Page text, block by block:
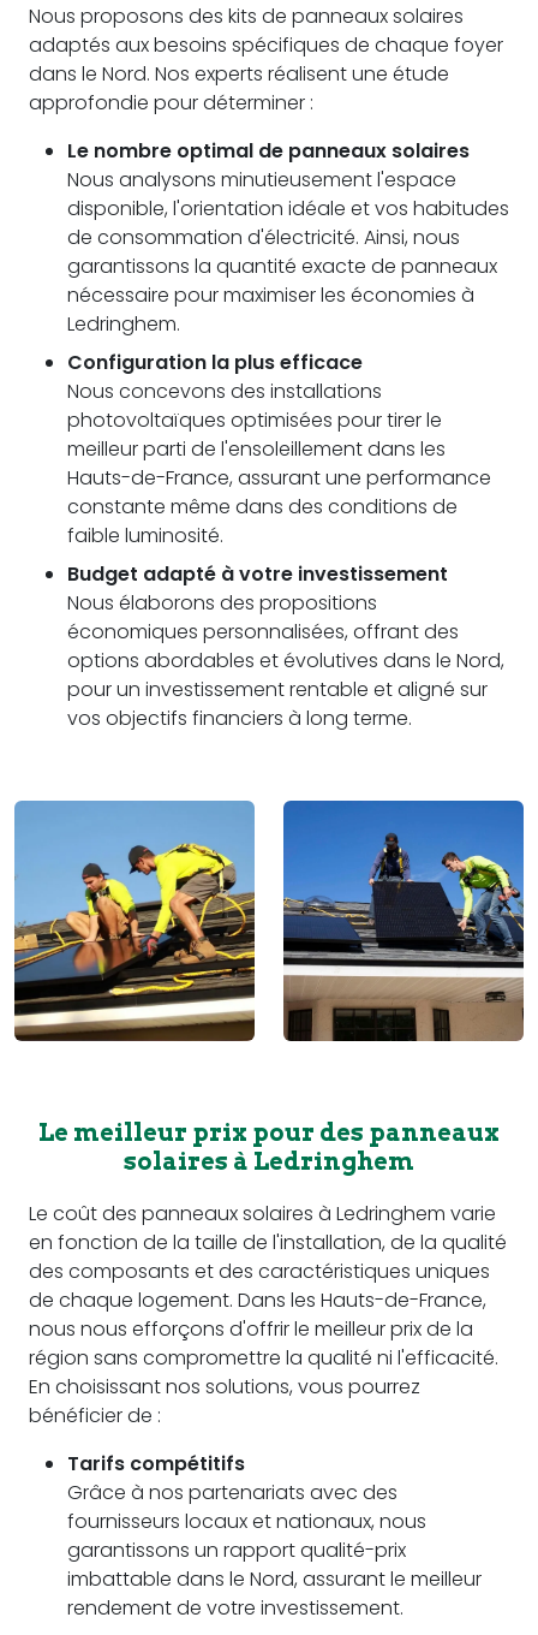
Nous proposons des kits de panneaux solaires
adaptés aux besoins spécifiques de chaque foyer
dans le Nord. Nos experts réalisent une étude
approfondie pour déterminer :
Le nombre optimal de panneaux solaires
Nous analysons minutieusement l'espace
disponible, l'orientation idéale et vos habitudes
de consommation d'électricité. Ainsi, nous
garantissons la quantité exacte de panneaux
nécessaire pour maximiser les économies à
Ledringhem.
Configuration la plus efficace
Nous concevons des installations
photovoltaïques optimisées pour tirer le
meilleur parti de l'ensoleillement dans les
Hauts-de-France, assurant une performance
constante même dans des conditions de
faible luminosité.
Budget adapté à votre investissement
Nous élaborons des propositions
économiques personnalisées, offrant des
options abordables et évolutives dans le Nord,
pour un investissement rentable et aligné sur
vos objectifs financiers à long terme.
Le meilleur prix pour des panneaux
solaires à Ledringhem
Le coût des panneaux solaires à Ledringhem varie
en fonction de la taille de l'installation, de la qualité
des composants et des caractéristiques uniques
de chaque logement. Dans les Hauts-de-France,
nous nous efforçons d'offrir le meilleur prix de la
région sans compromettre la qualité ni l'efficacité.
En choisissant nos solutions, vous pourrez
bénéficier de :
Tarifs compétitifs
Grâce à nos partenariats avec des
fournisseurs locaux et nationaux, nous
garantissons un rapport qualité-prix
imbattable dans le Nord, assurant le meilleur
rendement de votre investissement.